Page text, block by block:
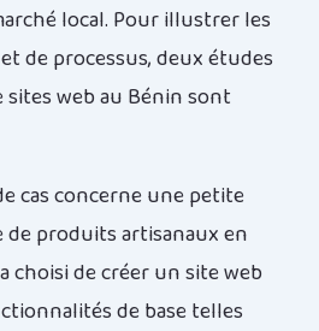
local. Pour illustrer les
de processus, deux études
sites web au Bénin sont
cas concerne une petite
produits artisanaux en
choisi de créer un site web
de base telles